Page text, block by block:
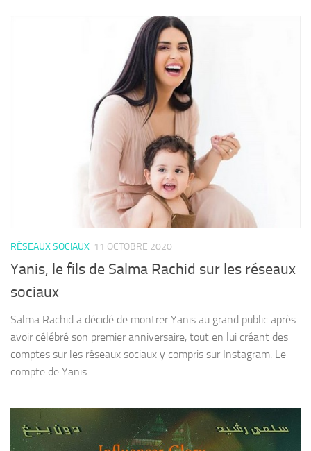
RÉSEAUX SOCIAUX 11 OCTOBRE 2020
Yanis, le fils de Salma Rachid sur les réseaux
sociaux
Salma Rachid a décidé de montrer Yanis au grand public après
avoir célébré son premier anniversaire, tout en lui créant des
comptes sur les réseaux sociaux y compris sur Instagram. Le
compte de Yanis...